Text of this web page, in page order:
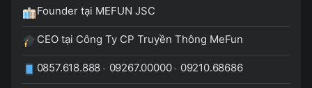
Founder tại MEFUN JSC
CEO tại Công Ty CP Truyền Thông MeFun
0857.618.888 - 09267.00000- 09210.68686